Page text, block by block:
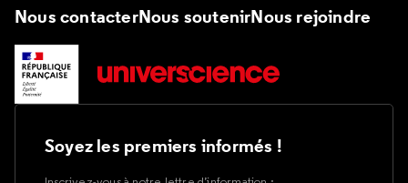
Nous contacterNous soutenirNous rejoindre
Soyez les premiers informés !